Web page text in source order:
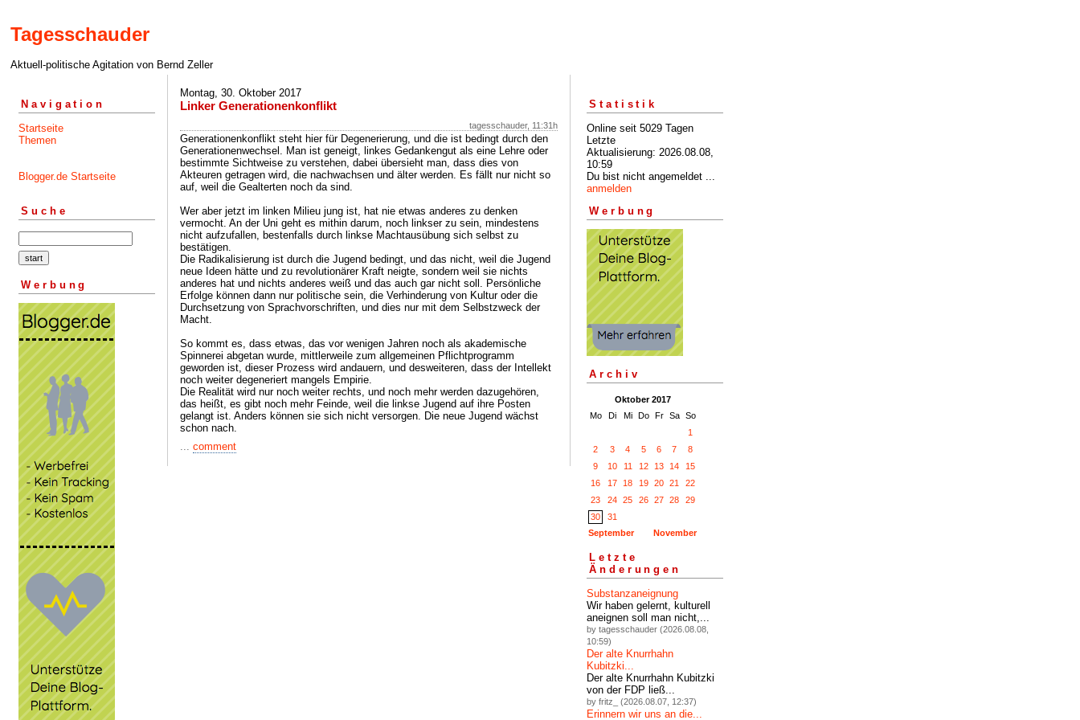
Tagesschauder
Aktuell-politische Agitation von Bernd Zeller
Navigation
Startseite
Themen
Blogger.de Startseite
Suche
Werbung
Montag, 30. Oktober 2017
Linker Generationenkonflikt
tagesschauder, 11:31h
Generationenkonflikt steht hier für Degenerierung, und die ist bedingt durch den
Generationenwechsel. Man ist geneigt, linkes Gedankengut als eine Lehre oder
bestimmte Sichtweise zu verstehen, dabei übersieht man, dass dies von
Akteuren getragen wird, die nachwachsen und älter werden. Es fällt nur nicht so
auf, weil die Gealterten noch da sind.
Wer aber jetzt im linken Milieu jung ist, hat nie etwas anderes zu denken
vermocht. An der Uni geht es mithin darum, noch linkser zu sein, mindestens
nicht aufzufallen, bestenfalls durch linkse Machtausübung sich selbst zu
bestätigen.
Die Radikalisierung ist durch die Jugend bedingt, und das nicht, weil die Jugend
neue Ideen hätte und zu revolutionärer Kraft neigte, sondern weil sie nichts
anderes hat und nichts anderes weiß und das auch gar nicht soll. Persönliche
Erfolge können dann nur politische sein, die Verhinderung von Kultur oder die
Durchsetzung von Sprachvorschriften, und dies nur mit dem Selbstzweck der
Macht.
So kommt es, dass etwas, das vor wenigen Jahren noch als akademische
Spinnerei abgetan wurde, mittlerweile zum allgemeinen Pflichtprogramm
geworden ist, dieser Prozess wird andauern, und desweiteren, dass der Intellekt
noch weiter degeneriert mangels Empirie.
Die Realität wird nur noch weiter rechts, und noch mehr werden dazugehören,
das heißt, es gibt noch mehr Feinde, weil die linkse Jugend auf ihre Posten
gelangt ist. Anders können sie sich nicht versorgen. Die neue Jugend wächst
schon nach.
... comment
Statistik
Online seit 5029 Tagen
Letzte
Aktualisierung: 2026.08.08,
10:59
Du bist nicht angemeldet ...
anmelden
Werbung
Archiv
Oktober 2017
Mo
Di Mi Do Fr Sa
So
1
2
3 4 5 6 7
8
9
10 11 12 13 14
15
16
17 18 19 20 21
22
23
24 25 26 27 28
29
30
31
September
November
Letzte
Änderungen
Substanzaneignung
Wir haben gelernt, kulturell
aneignen soll man nicht,...
by tagesschauder (2026.08.08,
10:59)
Der alte Knurrhahn
Kubitzki...
Der alte Knurrhahn Kubitzki
von der FDP ließ...
by fritz_ (2026.08.07, 12:37)
Erinnern wir uns an die...